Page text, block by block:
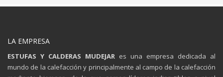
LA EMPRESA
ESTUFAS Y CALDERAS MUDEJAR es una empresa dedicada al
mundo de la calefacción y principalmente al campo de la calefacción